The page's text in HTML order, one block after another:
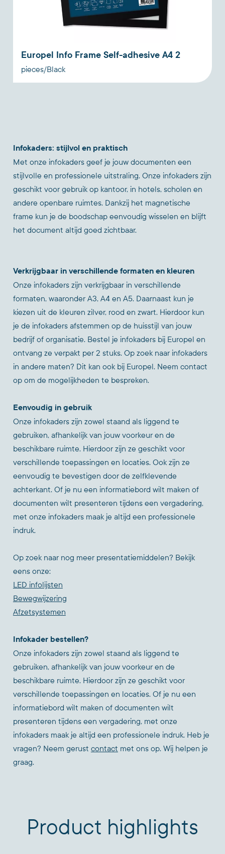
Europel Info Frame Self-adhesive A4 2
pieces/Black
Infokaders: stijlvol en praktisch
Met onze infokaders geef je jouw documenten een
stijlvolle en professionele uitstraling. Onze infokaders zijn
geschikt voor gebruik op kantoor, in hotels, scholen en
andere openbare ruimtes. Dankzij het magnetische
frame kun je de boodschap eenvoudig wisselen en blijft
het document altijd goed zichtbaar.
Verkrijgbaar in verschillende formaten en kleuren
Onze infokaders zijn verkrijgbaar in verschillende
formaten, waaronder A3, A4 en A5. Daarnaast kun je
kiezen uit de kleuren zilver, rood en zwart. Hierdoor kun
je de infokaders afstemmen op de huisstijl van jouw
bedrijf of organisatie. Bestel je infokaders bij Europel en
ontvang ze verpakt per 2 stuks. Op zoek naar infokaders
in andere maten? Dit kan ook bij Europel. Neem contact
op om de mogelijkheden te bespreken.
Eenvoudig in gebruik
Onze infokaders zijn zowel staand als liggend te
gebruiken, afhankelijk van jouw voorkeur en de
beschikbare ruimte. Hierdoor zijn ze geschikt voor
verschillende toepassingen en locaties. Ook zijn ze
eenvoudig te bevestigen door de zelfklevende
achterkant. Of je nu een informatiebord wilt maken of
documenten wilt presenteren tijdens een vergadering,
met onze infokaders maak je altijd een professionele
indruk.
Op zoek naar nog meer presentatiemiddelen? Bekijk
eens onze:
LED infolijsten
Bewegwijzering
Afzetsystemen
Infokader bestellen?
Onze infokaders zijn zowel staand als liggend te
gebruiken, afhankelijk van jouw voorkeur en de
beschikbare ruimte. Hierdoor zijn ze geschikt voor
verschillende toepassingen en locaties. Of je nu een
informatiebord wilt maken of documenten wilt
presenteren tijdens een vergadering, met onze
infokaders maak je altijd een professionele indruk. Heb je
vragen? Neem gerust contact met ons op. Wij helpen je
graag.
Product highlights